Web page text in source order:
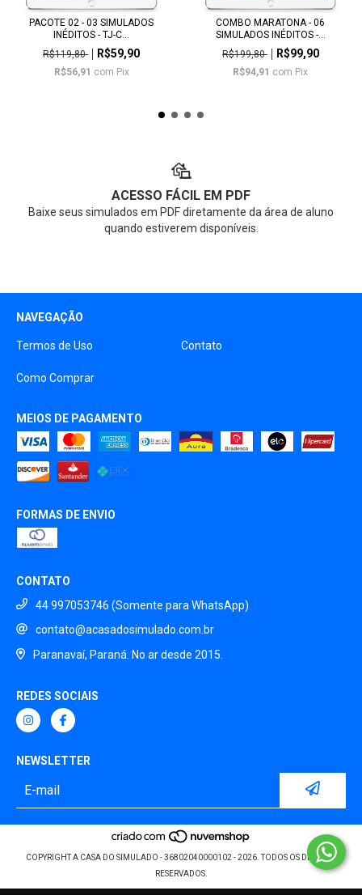
PACOTE 02 - 03 SIMULADOS
INÉDITOS - TJ-C...
R$119,80
R$59,90
R$56,91 com Pix
COMBO MARATONA - 06
SIMULADOS INÉDITOS -...
R$199,80
R$99,90
R$94,91 com Pix
ACESSO FÁCIL EM PDF
Baixe seus simulados em PDF diretamente da área de aluno
quando estiverem disponíveis.
NAVEGAÇÃO
Termos de Uso Contato
Como Comprar
MEIOS DE PAGAMENTO
FORMAS DE ENVIO
CONTATO
44 997053746 (Somente para WhatsApp)
contato@acasadosimulado.com.br
Paranavaí, Paraná. No ar desde 2015.
REDES SOCIAIS
NEWSLETTER
COPYRIGHT A CASA DO SIMULADO - 36802040000102 - 2026. TODOS OS DIREITOS
RESERVADOS.